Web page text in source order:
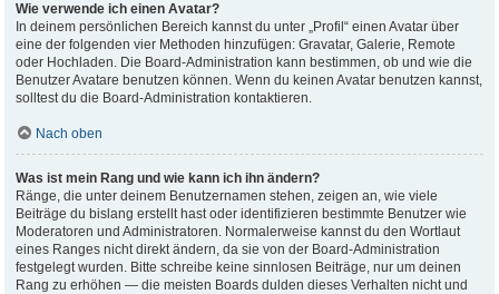
Wie verwende ich einen Avatar?
In deinem persönlichen Bereich kannst du unter „Profil“ einen Avatar über
eine der folgenden vier Methoden hinzufügen: Gravatar, Galerie, Remote
oder Hochladen. Die Board-Administration kann bestimmen, ob und wie die
Benutzer Avatare benutzen können. Wenn du keinen Avatar benutzen kannst,
solltest du die Board-Administration kontaktieren.
Nach oben
Was ist mein Rang und wie kann ich ihn ändern?
Ränge, die unter deinem Benutzernamen stehen, zeigen an, wie viele
Beiträge du bislang erstellt hast oder identifizieren bestimmte Benutzer wie
Moderatoren und Administratoren. Normalerweise kannst du den Wortlaut
eines Ranges nicht direkt ändern, da sie von der Board-Administration
festgelegt wurden. Bitte schreibe keine sinnlosen Beiträge, nur um deinen
Rang zu erhöhen — die meisten Boards dulden dieses Verhalten nicht und